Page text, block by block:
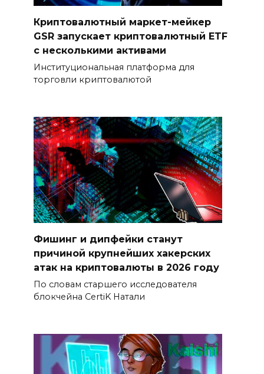
Криптовалютный маркет-мейкер
GSR запускает криптовалютный ETF
с несколькими активами
Институциональная платформа для
торговли криптовалютой
Фишинг и дипфейки станут
причиной крупнейших хакерских
атак на криптовалюты в 2026 году
По словам старшего исследователя
блокчейна CertiK Натали